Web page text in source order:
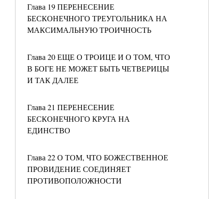
Глава 19 ПЕРЕНЕСЕНИЕ
БЕСКОНЕЧНОГО ТРЕУГОЛЬНИКА НА
МАКСИМАЛЬНУЮ ТРОИЧНОСТЬ
Глава 20 ЕЩЕ О ТРОИЦЕ И О ТОМ, ЧТО
В БОГЕ НЕ МОЖЕТ БЫТЬ ЧЕТВЕРИЦЫ
И ТАК ДАЛЕЕ
Глава 21 ПЕРЕНЕСЕНИЕ
БЕСКОНЕЧНОГО КРУГА НА
ЕДИНСТВО
Глава 22 О ТОМ, ЧТО БОЖЕСТВЕННОЕ
ПРОВИДЕНИЕ СОЕДИНЯЕТ
ПРОТИВОПОЛОЖНОСТИ